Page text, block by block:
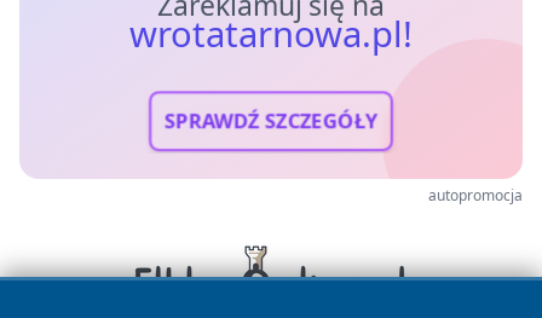
wrotatarnowa.pl!
SPRAWDŹ SZCZEGÓŁY
autopromocja